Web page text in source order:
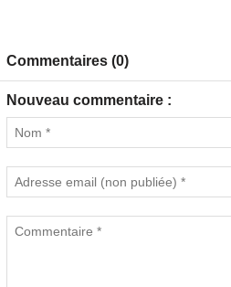
Commentaires (0)
Nouveau commentaire :